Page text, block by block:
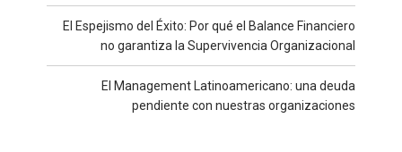
El Espejismo del Éxito: Por qué el Balance Financiero
no garantiza la Supervivencia Organizacional
El Management Latinoamericano: una deuda
pendiente con nuestras organizaciones